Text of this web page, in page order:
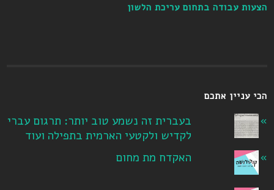
הצעות עבודה בתחום עריכת הלשון
הכי עניין אתכם
בעברית זה נשמע טוב יותר: תרגום עברי
לקדיש ולקטעי הארמית בתפילה ועוד
האקדח מת מחום